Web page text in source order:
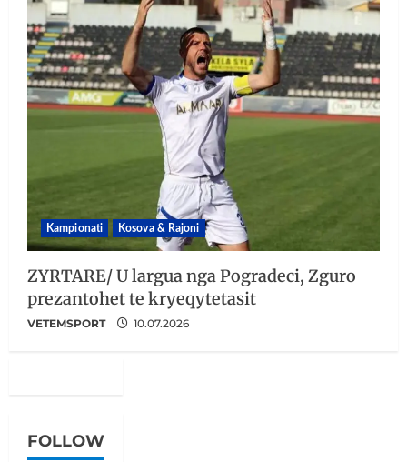
Kampionati Kosova & Rajoni
ZYRTARE/ U largua nga Pogradeci, Zguro
prezantohet te kryeqytetasit
VETEMSPORT 10.07.2026
FOLLOW